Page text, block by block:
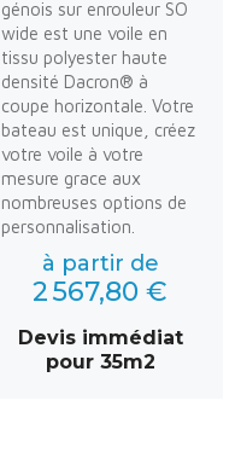
génois sur enrouleur SO
wide est une voile en
tissu polyester haute
densité Dacron® à
coupe horizontale. Votre
bateau est unique, créez
votre voile à votre
mesure grace aux
nombreuses options de
personnalisation.
à partir de
2 567,80 €
Devis immédiat
pour 35m2